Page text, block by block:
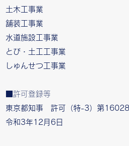
土木工事業
舗装工事業
水道施設工事業
とび・土工工事業
しゅんせつ工事業
■許可登録等
東京都知事 許可（特-3）第
令和3年12月6日